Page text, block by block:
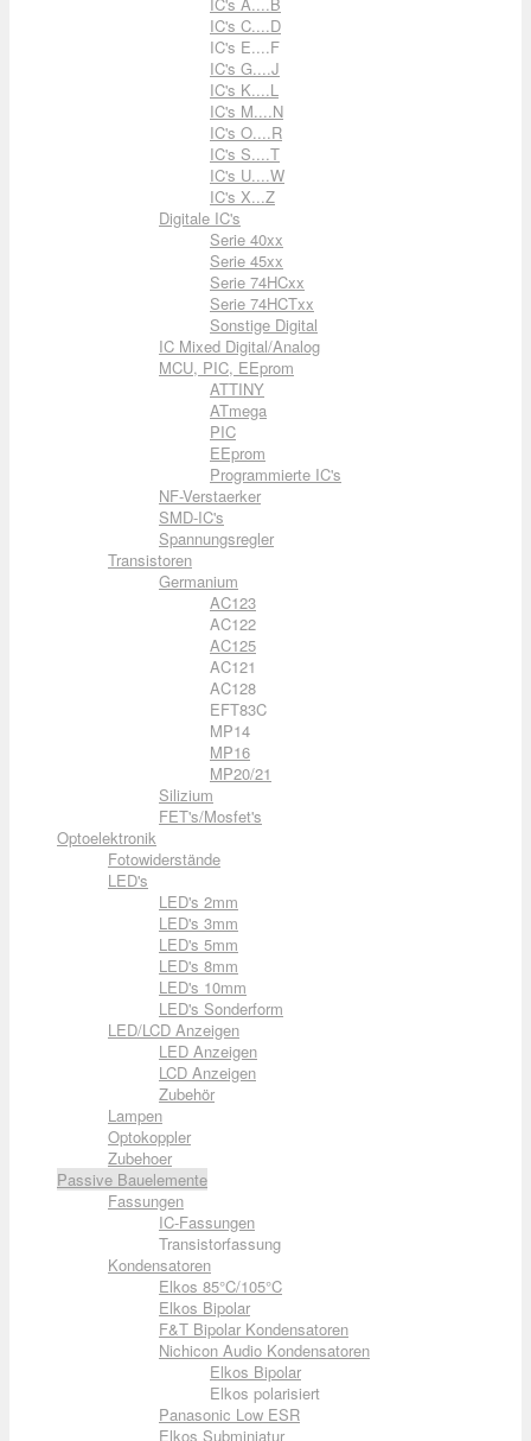
IC's C....D
IC's E....F
IC's G....J
IC's K....L
IC's M....N
IC's O....R
IC's S....T
IC's U....W
IC's X...Z
Digitale IC's
Serie 40xx
Serie 45xx
Serie 74HCxx
Serie 74HCTxx
Sonstige Digital
IC Mixed Digital/Analog
MCU, PIC, EEprom
ATTINY
ATmega
PIC
EEprom
Programmierte IC's
NF-Verstaerker
SMD-IC's
Spannungsregler
Transistoren
Germanium
AC123
AC122
AC125
AC121
AC128
EFT83C
MP14
MP16
MP20/21
Silizium
FET's/Mosfet's
Optoelektronik
Fotowiderstände
LED's
LED's 2mm
LED's 3mm
LED's 5mm
LED's 8mm
LED's 10mm
LED's Sonderform
LED/LCD Anzeigen
LED Anzeigen
LCD Anzeigen
Zubehör
Lampen
Optokoppler
Zubehoer
Passive Bauelemente
Fassungen
IC-Fassungen
Transistorfassung
Kondensatoren
Elkos 85°C/105°C
Elkos Bipolar
F&T Bipolar Kondensatoren
Nichicon Audio Kondensatoren
Elkos Bipolar
Elkos polarisiert
Panasonic Low ESR
Elkos Subminiatur